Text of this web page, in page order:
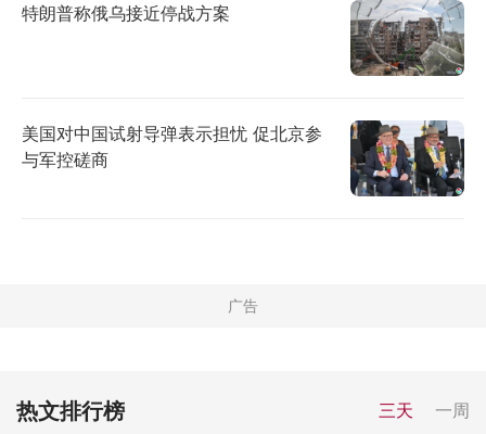
特朗普称俄乌接近停战方案
美国对中国试射导弹表示担忧 促北京参
与军控磋商
热文排行榜 三天 一周